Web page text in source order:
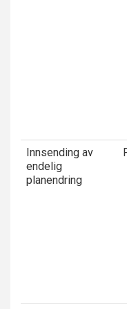
Innsending av
endelig
planendring